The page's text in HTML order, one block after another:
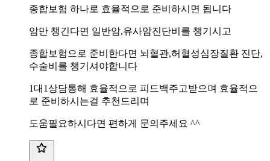
종합보험 하나로 효율적으로 준비하시면 됩니다
암만 챙긴다면 일반암,유사암진단비를 챙기시고
종합보험으로 준비한다면 뇌혈관,허혈성심장질환 진단,
수술비를 챙기셔야합니다
1대1상담통해 효율적으로 피드백주고받으며 효율적으
로 준비하시는걸 추천드리며
도움필요하시다면 편하게 문의주세요 ^^